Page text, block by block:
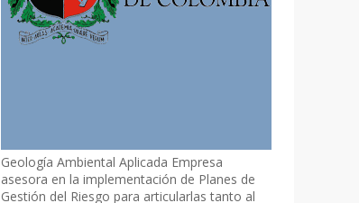
Geología Ambiental Aplicada Empresa
asesora en la implementación de Planes de
Gestión del Riesgo para articularlas tanto al